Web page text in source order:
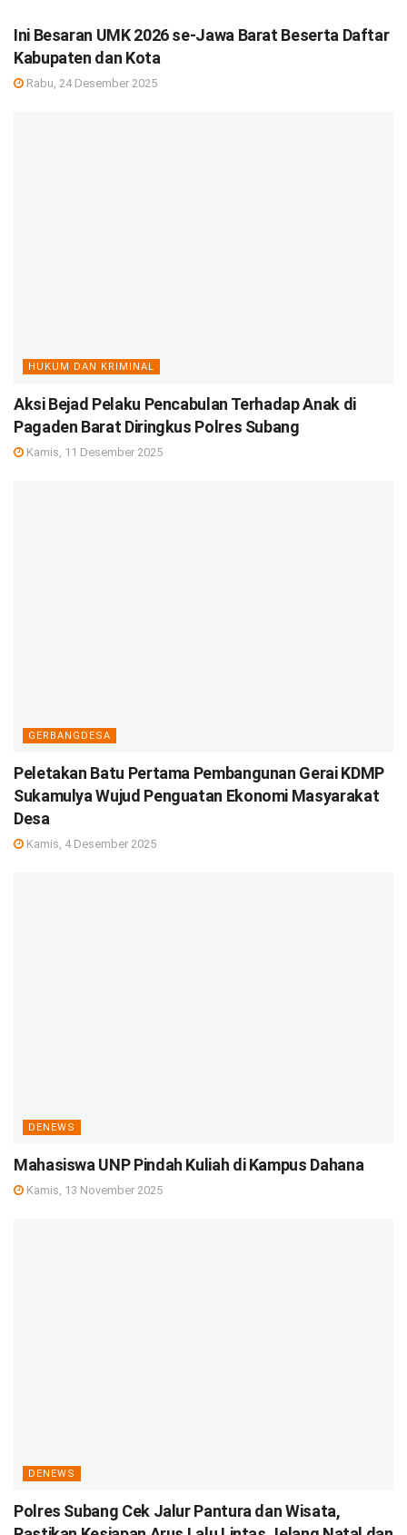
Ini Besaran UMK 2026 se-Jawa Barat Beserta Daftar
Kabupaten dan Kota
Rabu, 24 Desember 2025
HUKUM DAN KRIMINAL
Aksi Bejad Pelaku Pencabulan Terhadap Anak di
Pagaden Barat Diringkus Polres Subang
Kamis, 11 Desember 2025
GERBANGDESA
Peletakan Batu Pertama Pembangunan Gerai KDMP
Sukamulya Wujud Penguatan Ekonomi Masyarakat
Desa
Kamis, 4 Desember 2025
DENEWS
Mahasiswa UNP Pindah Kuliah di Kampus Dahana
Kamis, 13 November 2025
DENEWS
Polres Subang Cek Jalur Pantura dan Wisata,